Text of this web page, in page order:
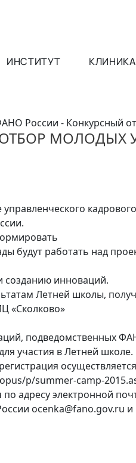
ИНСТИТУТ КЛИНИКА
России - Конкурсный
МОЛОДЫХ
кадрового
будут работать над
созданию инноваций.
Летней школы,
«Сколково»
подведомственных
участия в Летней школе.
p/summer-camp-
адресу электронной
ocenka@fano.gov.ru и